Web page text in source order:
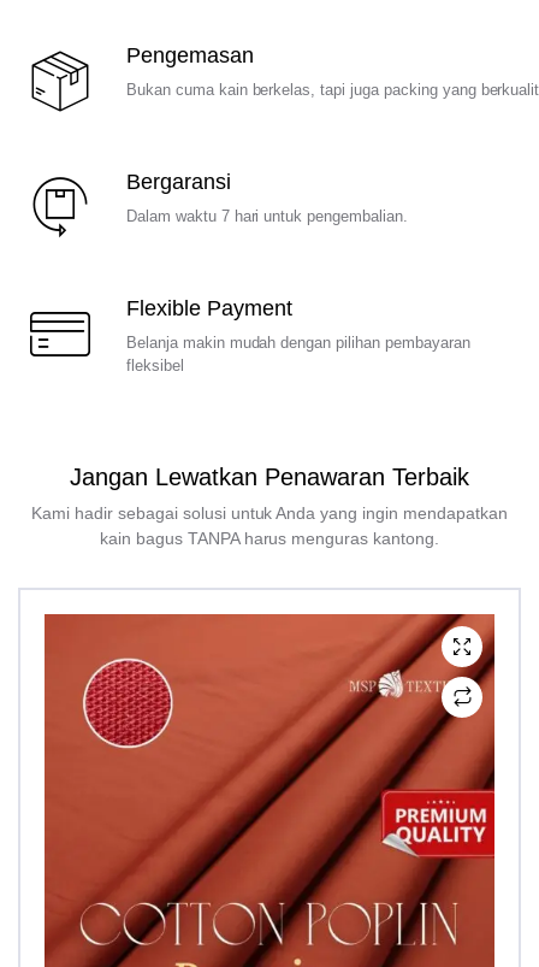
Pengemasan
Bukan cuma kain berkelas, tapi juga packing yang
Bergaransi
Dalam waktu 7 hari untuk pengembalian.
Flexible Payment
Belanja makin mudah dengan pilihan pembayaran
fleksibel
Jangan Lewatkan Penawaran Terbaik
Kami hadir sebagai solusi untuk Anda yang ingin mendapatkan
kain bagus TANPA harus menguras kantong.